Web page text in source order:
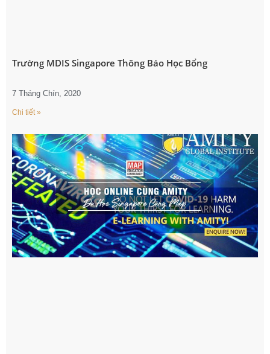
Trường MDIS Singapore Thông Báo Học Bổng
7 Tháng Chín, 2020
Chi tiết »